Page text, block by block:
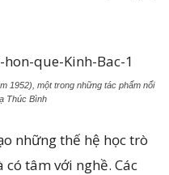
1952), một trong những tác phẩm nổi
Thúc Bình
những thế hệ học trò
tâm với nghề. Các